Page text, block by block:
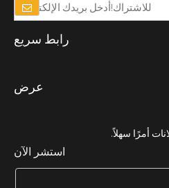
رابط سريع
عرض
استشر الآن